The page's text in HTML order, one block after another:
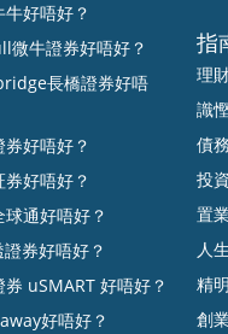
牛好唔好？
微牛證券好唔好？
長橋證券好唔
券好唔好？
券好唔好？
球通好唔好？
證券好唔好？
券 uSMART 好唔好？
好唔好？
指
理
識
債
投
置
人
精
創